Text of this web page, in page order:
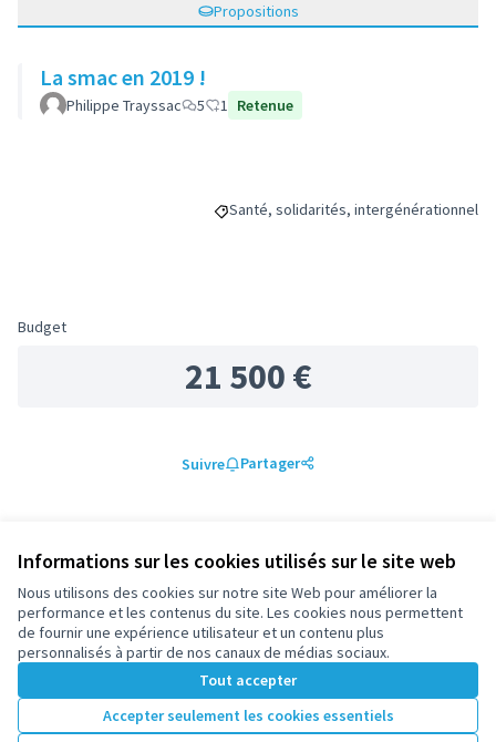
Informations sur les cookies utilisés sur le site web
Nous utilisons des cookies sur notre site Web pour améliorer la
performance et les contenus du site. Les cookies nous permettent
de fournir une expérience utilisateur et un contenu plus
personnalisés à partir de nos canaux de médias sociaux.
Tout accepter
Accepter seulement les cookies essentiels
Propositions
La smac en 2019 !
Philippe Trayssac 5 1 Retenue
Filtrer les résultats de la catégorie :
Santé, solidarités, intergénérationnel
Budget
21 500 €
Suivre Partager
Les mieux notésLes plus récents
Les plus
anciens
Les plus
débattus
Les commentaires sont actuellement désactivés, mais
vous pouvez lire ceux déjà saisis.